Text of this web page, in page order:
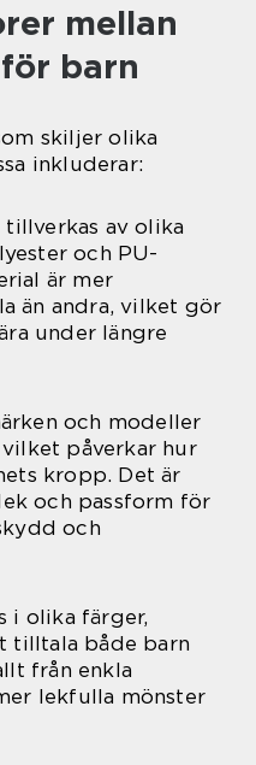
mellan
barn
skiljer olika
inkluderar:
tillverkas av olika
och PU-
är mer
än andra, vilket gör
under längre
och modeller
vilket påverkar hur
kropp. Det är
och passform för
och
i olika färger,
tilltala både barn
från enkla
lekfulla mönster